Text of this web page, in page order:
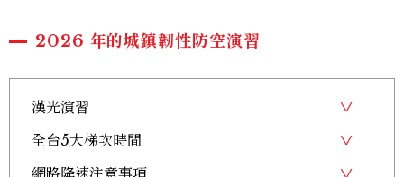
2026 年的城鎮韌性防空演習
漢光演習
全台5大梯次時間